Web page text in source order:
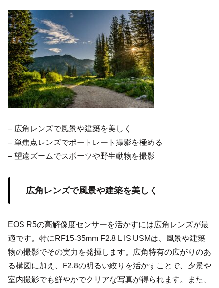
– 広角レンズで風景や建築を美しく
– 単焦点レンズでポートレート撮影を極める
– 望遠ズームでスポーツや野生動物を撮影
広角レンズで風景や建築を美しく
EOS R5の高解像度センサーを活かすには広角レンズが最
適です。特にRF15-35mm F2.8 L IS USMは、風景や建築
物の撮影でその実力を発揮します。広角特有の広がりのあ
る構図に加え、F2.8の明るい絞りを活かすことで、夕景や
室内撮影でも鮮やかでクリアな写真が得られます。また、